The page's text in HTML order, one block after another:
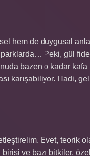
hem de duygusal
Peki, gül
bazen o kadar kafa
karışabiliyor. Hadi,
Evet, teorik
ve bazı bitkiler,